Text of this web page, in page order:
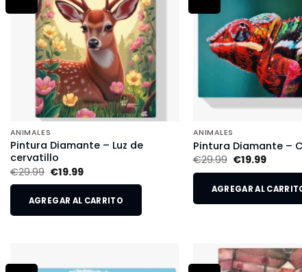
ANIMALES
Pintura Diamante – Luz de
cervatillo
€29.99 €19.99
AGREGAR AL CARRITO
ANIMALES
Pintura Diamante –
€29.99 €19.99
AGREGAR AL